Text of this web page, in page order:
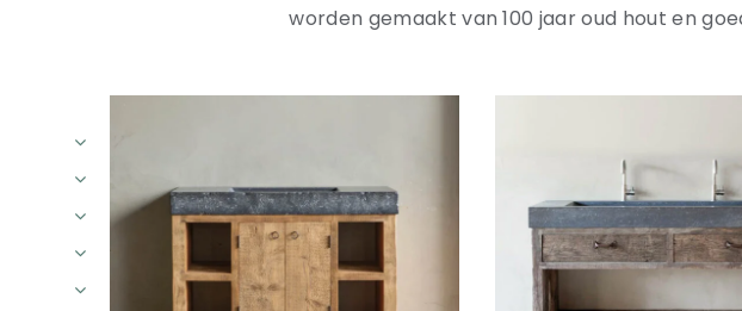
worden gemaakt van 100 jaar oud hout en